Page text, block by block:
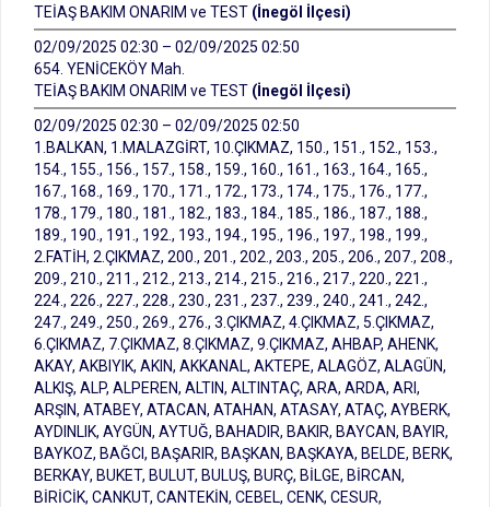
TEİAŞ BAKIM ONARIM ve TEST (İnegöl İlçesi)
02/09/2025 02:30 – 02/09/2025 02:50
654. YENİCEKÖY Mah.
TEİAŞ BAKIM ONARIM ve TEST (İnegöl İlçesi)
02/09/2025 02:30 – 02/09/2025 02:50
1.BALKAN, 1.MALAZGİRT, 10.ÇIKMAZ, 150., 151., 152., 153.,
154., 155., 156., 157., 158., 159., 160., 161., 163., 164., 165.,
167., 168., 169., 170., 171., 172., 173., 174., 175., 176., 177.,
178., 179., 180., 181., 182., 183., 184., 185., 186., 187., 188.,
189., 190., 191., 192., 193., 194., 195., 196., 197., 198., 199.,
2.FATİH, 2.ÇIKMAZ, 200., 201., 202., 203., 205., 206., 207., 208.,
209., 210., 211., 212., 213., 214., 215., 216., 217., 220., 221.,
224., 226., 227., 228., 230., 231., 237., 239., 240., 241., 242.,
247., 249., 250., 269., 276., 3.ÇIKMAZ, 4.ÇIKMAZ, 5.ÇIKMAZ,
6.ÇIKMAZ, 7.ÇIKMAZ, 8.ÇIKMAZ, 9.ÇIKMAZ, AHBAP, AHENK,
AKAY, AKBIYIK, AKIN, AKKANAL, AKTEPE, ALAGÖZ, ALAGÜN,
ALKIŞ, ALP, ALPEREN, ALTIN, ALTINTAÇ, ARA, ARDA, ARI,
ARŞIN, ATABEY, ATACAN, ATAHAN, ATASAY, ATAÇ, AYBERK,
AYDINLIK, AYGÜN, AYTUĞ, BAHADIR, BAKIR, BAYCAN, BAYIR,
BAYKOZ, BAĞCI, BAŞARIR, BAŞKAN, BAŞKAYA, BELDE, BERK,
BERKAY, BUKET, BULUT, BULUŞ, BURÇ, BİLGE, BİRCAN,
BİRİCİK, CANKUT, CANTEKİN, CEBEL, CENK, CESUR,